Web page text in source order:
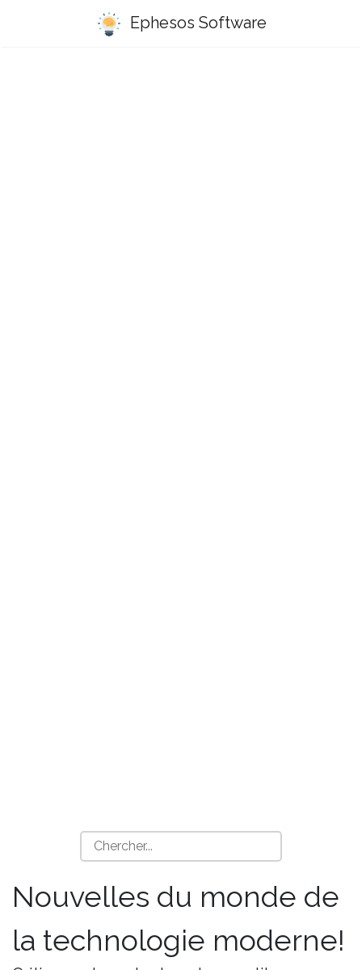
Ephesos Software
Nouvelles du monde de
la technologie moderne!